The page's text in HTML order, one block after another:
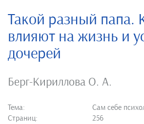
Такой разный папа.
влияют на жизнь и
дочерей
Берг-Кириллова О. А.
Тема:
Сам себе
Страниц:
256